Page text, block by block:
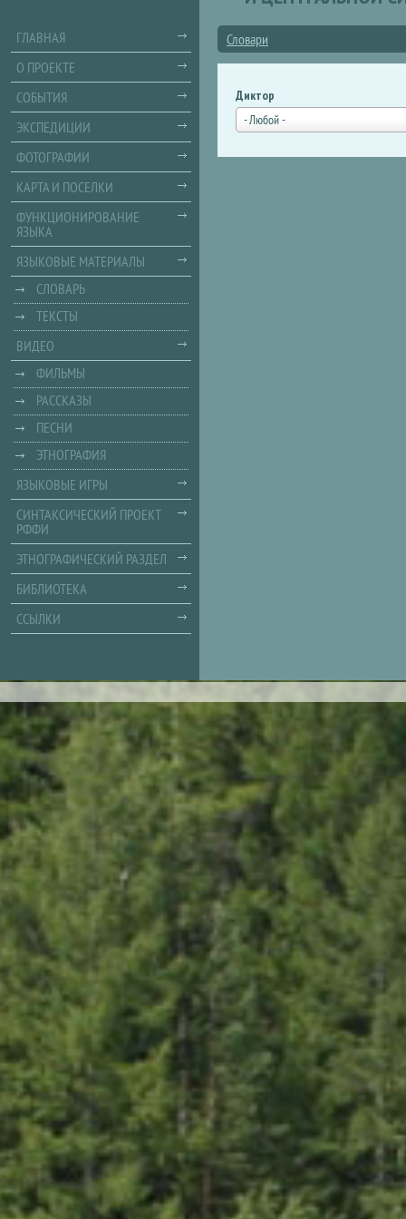
Словари
Диктор
- Любой -
ГЛАВНАЯ
О ПРОЕКТЕ
СОБЫТИЯ
ЭКСПЕДИЦИИ
ФОТОГРАФИИ
КАРТА И ПОСЕЛКИ
ФУНКЦИОНИРОВАНИЕ
ЯЗЫКА
ЯЗЫКОВЫЕ МАТЕРИАЛЫ
СЛОВАРЬ
ТЕКСТЫ
ВИДЕО
ФИЛЬМЫ
РАССКАЗЫ
ПЕСНИ
ЭТНОГРАФИЯ
ЯЗЫКОВЫЕ ИГРЫ
СИНТАКСИЧЕСКИЙ ПРОЕКТ
РФФИ
ЭТНОГРАФИЧЕСКИЙ РАЗДЕЛ
БИБЛИОТЕКА
ССЫЛКИ